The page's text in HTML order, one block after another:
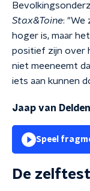
Stax&Toine: "We
hoger is, maar
positief zijn over
niet meeneemt
iets aan kunnen
Jaap van
Speel
De zelftest